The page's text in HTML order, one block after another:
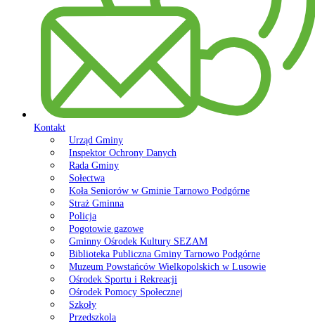
Kontakt
Urząd Gminy
Inspektor Ochrony Danych
Rada Gminy
Sołectwa
Koła Seniorów w Gminie Tarnowo Podgórne
Straż Gminna
Policja
Pogotowie gazowe
Gminny Ośrodek Kultury SEZAM
Biblioteka Publiczna Gminy Tarnowo Podgórne
Muzeum Powstańców Wielkopolskich w Lusowie
Ośrodek Sportu i Rekreacji
Ośrodek Pomocy Społecznej
Szkoły
Przedszkola